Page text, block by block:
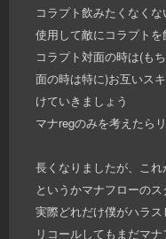
コラプト飲みたくなく
使用して敵にコラプト
コラプト対面の時は(も
面の時は特に)お互いス
けていきましょう
マナregのみを考えたら
長くなりましたが、こ
というかマナフローのス
実際どれだけ僕がハラ
リコールしてもまだマ